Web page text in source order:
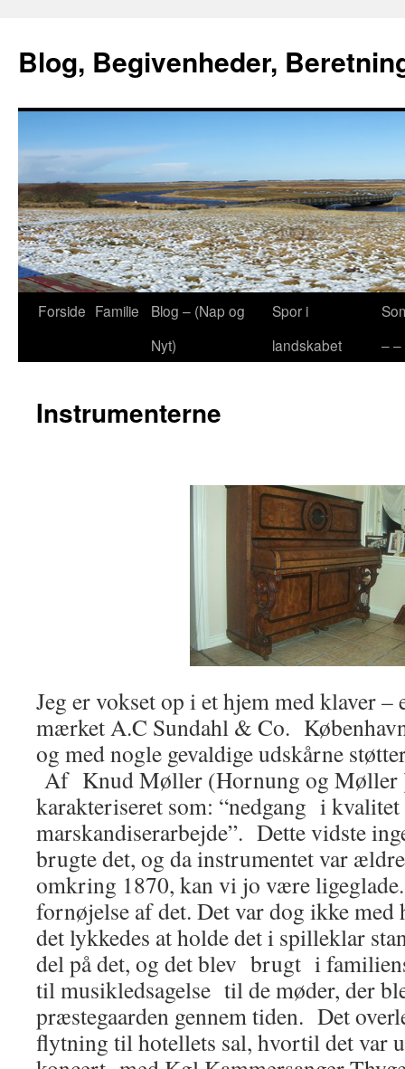
Blog, Begivenheder,
Hop
Forside Familie
Blog – (Nap og
Nyt)
Spor i
landskabet
– –
Instrumenterne
Jeg er vokset op i et hjem med klaver –
mærket A.C Sundahl & Co.
og med nogle gevaldige udskårne
Af Knud Møller (Hornung og Møller
karakteriseret som: “nedgang i
marskandiserarbejde”. Dette vidste
brugte det, og da instrumentet var
omkring 1870, kan vi jo være
fornøjelse af det. Det var dog ikke
det lykkedes at holde det i spilleklar
del på det, og det blev brugt i
til musikledsagelse til de møder, der
præstegaarden gennem tiden. Det
flytning til hotellets sal, hvortil det var